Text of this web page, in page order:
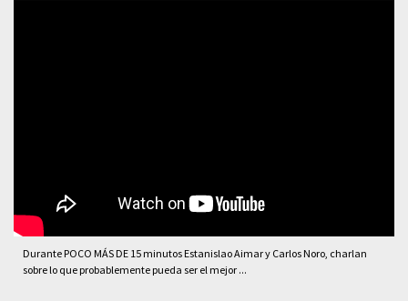
Durante POCO MÁS DE 15 minutos Estanislao Aimar y Carlos Noro, charlan
sobre lo que probablemente pueda ser el mejor ...